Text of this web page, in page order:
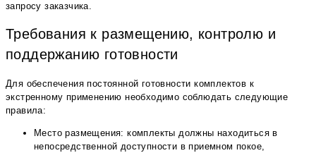
запросу заказчика.
Требования к размещению, контролю и
поддержанию готовности
Для обеспечения постоянной готовности комплектов к
экстренному применению необходимо соблюдать следующие
правила:
Место размещения: комплекты должны находиться в
непосредственной доступности в приемном покое,